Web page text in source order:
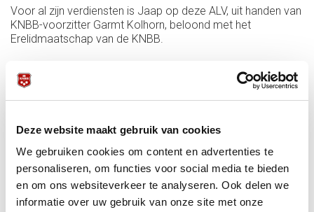
Deze website maakt gebruik van cookies
We gebruiken cookies om content en advertenties te
personaliseren, om functies voor social media te bieden
en om ons websiteverkeer te analyseren. Ook delen we
informatie over uw gebruik van onze site met onze
Voor al zijn verdiensten is Jaap op deze ALV, uit handen van
KNBB-voorzitter Garmt Kolhorn, beloond met het
Erelidmaatschap van de KNBB.